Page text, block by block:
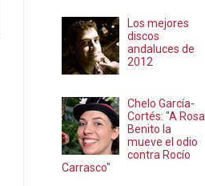
Los mejores
discos
andaluces de
2012
Chelo García-
Cortés: "A Rosa
Benito la
mueve el odio
contra Rocío
Carrasco"